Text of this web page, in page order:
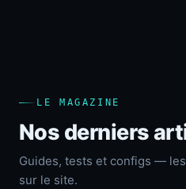
LE MAGAZINE
Nos derniers
Guides, tests et configs —
sur le site.